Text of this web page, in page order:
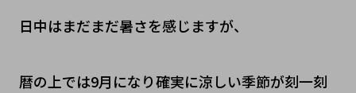
日中はまだまだ暑さを感じますが、
暦の上では9月になり確実に涼しい季節が刻一刻